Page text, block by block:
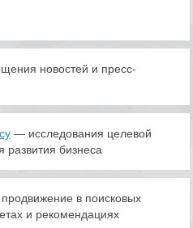
новостей и пресс-
— исследования целевой
развития бизнеса
в поисковых
и рекомендациях